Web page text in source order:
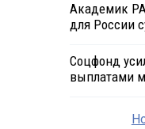
Академик
для России
Соцфонд
выплатами